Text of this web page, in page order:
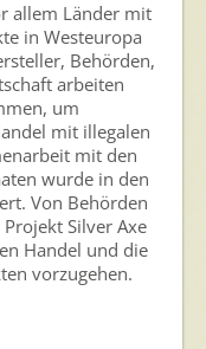
allem Länder mit
in Westeuropa
Behörden,
arbeiten
um
mit illegalen
mit den
wurde in den
Von Behörden
Silver Axe
Handel und die
vorzugehen.